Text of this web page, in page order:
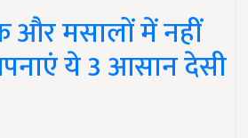
और मसालों में नहीं
ये 3 आसान देसी